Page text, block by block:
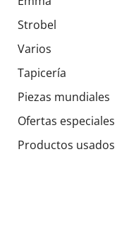
Strobel
Varios
Tapicería
Piezas mundiales
Ofertas especiales
Productos usados